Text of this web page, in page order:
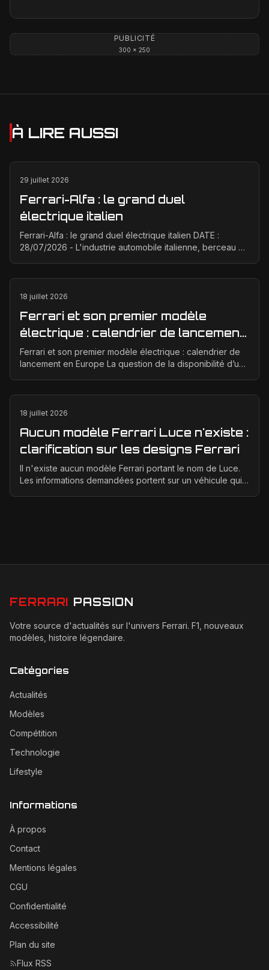
PUBLICITÉ
300 × 250
À LIRE AUSSI
29 juillet 2026
Ferrari-Alfa : le grand duel
électrique italien
Ferrari-Alfa : le grand duel électrique italien DATE :
28/07/2026 - L'industrie automobile italienne, berceau de
18 juillet 2026
Ferrari et son premier modèle
électrique : calendrier de lancement
en Europe
Ferrari et son premier modèle électrique : calendrier de
lancement en Europe La question de la disponibilité d’une
18 juillet 2026
Aucun modèle Ferrari Luce n'existe :
clarification sur les designs Ferrari
Il n'existe aucun modèle Ferrari portant le nom de Luce.
Les informations demandées portent sur un véhicule qui
FERRARI PASSION
Votre source d'actualités sur l'univers Ferrari. F1, nouveaux
modèles, histoire légendaire.
Catégories
Actualités
Modèles
Compétition
Technologie
Lifestyle
Informations
À propos
Contact
Mentions légales
CGU
Confidentialité
Accessibilité
Plan du site
Flux RSS